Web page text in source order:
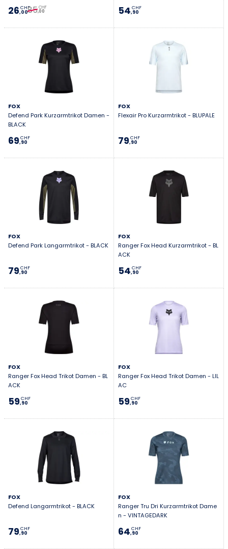
26,00
CHF85,00
CHF 54,90
CHF
FOX
Defend Park Kurzarmtrikot Damen -
BLACK
69,90
CHF
FOX
Flexair Pro Kurzarmtrikot - BLUPALE
79,90
CHF
FOX
Defend Park Langarmtrikot - BLACK
79,90
CHF
FOX
Ranger Fox Head Kurzarmtrikot - BL
ACK
54,90
CHF
FOX
Ranger Fox Head Trikot Damen - BL
ACK
59,90
CHF
FOX
Ranger Fox Head Trikot Damen - LIL
AC
59,90
CHF
FOX
Defend Langarmtrikot - BLACK
79,90
CHF
FOX
Ranger Tru Dri Kurzarmtrikot Dame
n - VINTAGEDARK
64,90
CHF